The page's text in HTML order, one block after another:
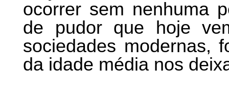
ocorrer sem nenhuma
de pudor que hoje
sociedades modernas,
da idade média nos